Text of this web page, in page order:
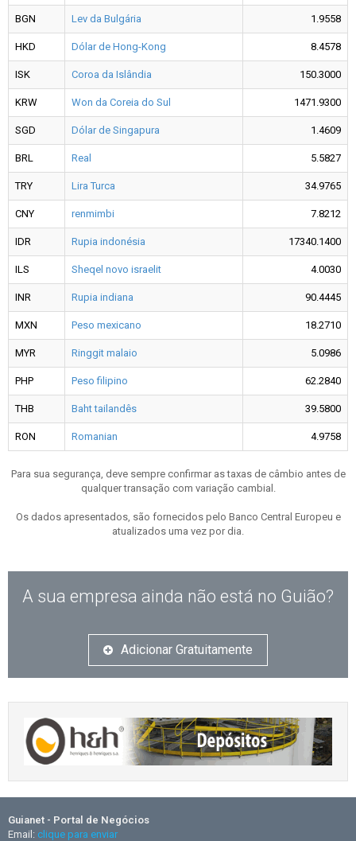
BGN Lev da Bulgária 1.9558
HKD Dólar de Hong-Kong 8.4578
ISK Coroa da Islândia 150.3000
KRW Won da Coreia do Sul 1471.9300
SGD Dólar de Singapura 1.4609
BRL Real 5.5827
TRY Lira Turca 34.9765
CNY renmimbi 7.8212
IDR Rupia indonésia 17340.1400
ILS Sheqel novo israelit 4.0030
INR Rupia indiana 90.4445
MXN Peso mexicano 18.2710
MYR Ringgit malaio 5.0986
PHP Peso filipino 62.2840
THB Baht tailandês 39.5800
RON Romanian 4.9758
Para sua segurança, deve sempre confirmar as taxas de câmbio antes de
qualquer transação com variação cambial.
Os dados apresentados, são fornecidos pelo Banco Central Europeu e
atualizados uma vez por dia.
A sua empresa ainda não está no Guião?
Adicionar Gratuitamente
Guianet - Portal de Negócios
Email: clique para enviar